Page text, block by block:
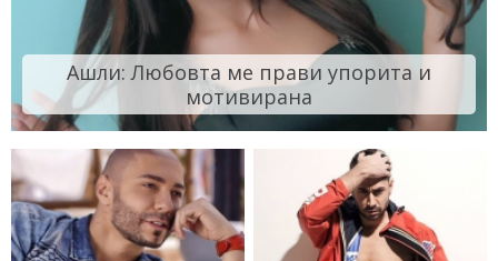
Ашли: Любовта ме прави упорита и
мотивирана